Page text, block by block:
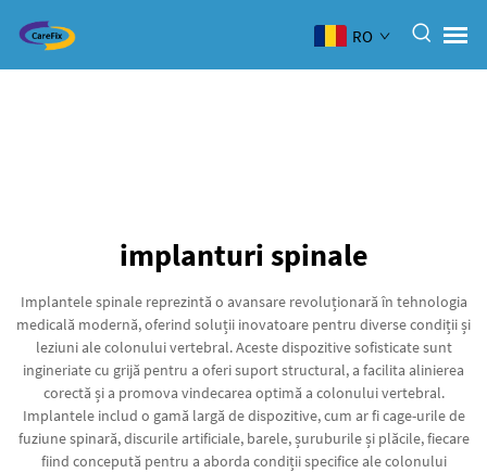
RO
implanturi spinale
Implantele spinale reprezintă o avansare revoluționară în tehnologia
medicală modernă, oferind soluții inovatoare pentru diverse condiții și
leziuni ale colonului vertebral. Aceste dispozitive sofisticate sunt
ingineriate cu grijă pentru a oferi suport structural, a facilita alinierea
corectă și a promova vindecarea optimă a colonului vertebral.
Implantele includ o gamă largă de dispozitive, cum ar fi cage-urile de
fuziune spinară, discurile artificiale, barele, șuruburile și plăcile, fiecare
fiind concepută pentru a aborda condiții specifice ale colonului